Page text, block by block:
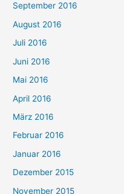
September 2016
August 2016
Juli 2016
Juni 2016
Mai 2016
April 2016
März 2016
Februar 2016
Januar 2016
Dezember 2015
November 2015